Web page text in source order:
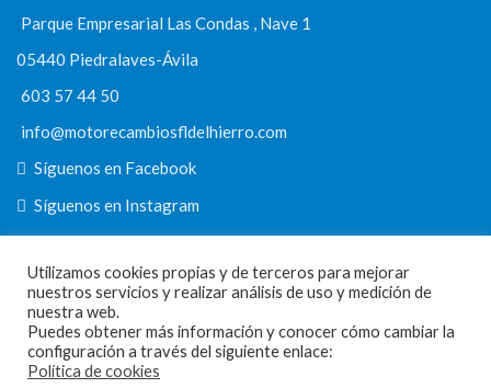
Parque Empresarial Las Condas , Nave 1
05440 Piedralaves-Ávila
603 57 44 50
info@motorecambiosfldelhierro.com
Síguenos en Facebook
Síguenos en Instagram
NAVEGACIÓN
Inicio
Utilizamos cookies propias y de terceros para mejorar
nuestros servicios y realizar análisis de uso y medición de
nuestra web.
Puedes obtener más información y conocer cómo cambiar la
configuración a través del siguiente enlace:
Política de cookies